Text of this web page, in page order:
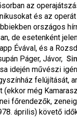
az
és az
országos
de esetenként
Évával, és a
Páger, Jávor,
idején művészi
felújítását,
még
főrendezők,
április) követő